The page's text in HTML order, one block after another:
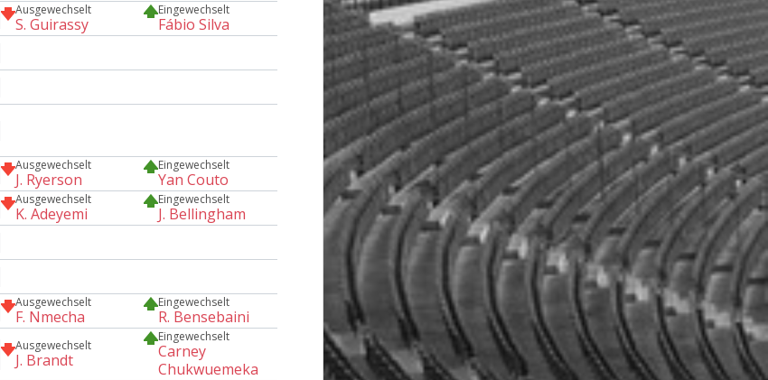
Ausgewechselt
S. Guirassy
Eingewechselt
Fábio Silva
Ausgewechselt
J. Ryerson
Eingewechselt
Yan Couto
Ausgewechselt
K. Adeyemi
Eingewechselt
J. Bellingham
Ausgewechselt
F. Nmecha
Eingewechselt
R. Bensebaini
Ausgewechselt
J. Brandt
Eingewechselt
Carney
Chukwuemeka